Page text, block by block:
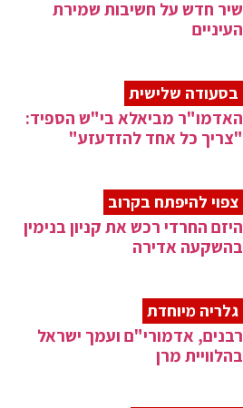
שיר חדש על חשיבות שמירת
העיניים
בסעודה שלישית
האדמו"ר מביאלא בי"ש הספיד:
"צריך כל אחד להזדעזע"
צפוי להיפתח בקרוב
היזם החרדי רכש את קניון בנימין
בהשקעה אדירה
גלריה מיוחדת
רבנים, אדמורי"ם ועמך ישראל
בהלוויית מרן